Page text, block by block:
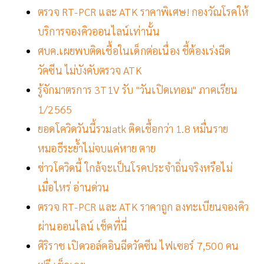
ตรวจ RT-PCR และ ATK ราคาพิเศษ! กองวัณโรคให้
บริการจองคิวออนไลน์เท่านั้น
ศบค.เผยพบติดเชื้อในเด็กต่อเนื่อง ชี้ต้องเร่งฉีด
วัคซีน ไม่บังคับตรวจ ATK
รู้จักมาตรการ 3T1V รับ "วันเปิดเทอม" ภาคเรียน
1/2565
ยอดโควิดวันนี้รวมatk ติดเชื้อกว่า 1.8 หมื่นราย
หมอธีระย้ำไม่จบแค่หาย ตาย
ข่าวโควิดนี้ ใกล้จะเป็นโรคประจำถิ่นจริงหรือไม่
เมื่อไหร่ อ่านด่วน
ตรวจ RT-PCR และ ATK ราคาถูก ลงทะเบียนจองคิว
ผ่านออนไลน์ เช็คที่นี่
ศิริราช เปิดวอล์คอินฉีดวัคซีน ไฟเซอร์ 7,500 คน